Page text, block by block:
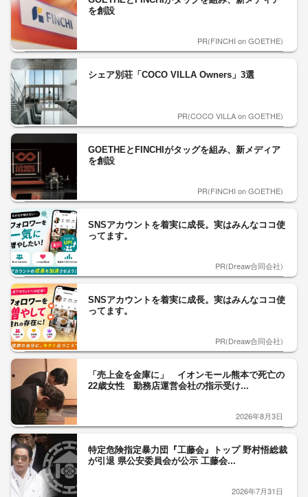
を創設
PR(FINCHI on GOETHE)
シェア別荘「COCO VILLA Owners」3選
PR(COCO VILLA on GOETHE)
GOETHEとFINCHIがタッグを組み、新メディア
を創設
PR(FINCHI on GOETHE)
SNSアカウントを着実に成長。実はみんなココ使
ってます。
PR(Dreaw合同会社)
SNSアカウントを着実に成長。実はみんなココ使
ってます。
PR(Dreaw合同会社)
「売上金を金庫に」 イオンモール熊本で死亡の
22歳女性 勤務店運営会社の指示受け...
2026年8月3日
特定危険指定暴力団『工藤会』トップ 野村悟総裁
が引退 県公安委員会が公示 工藤会...
2026年7月31日